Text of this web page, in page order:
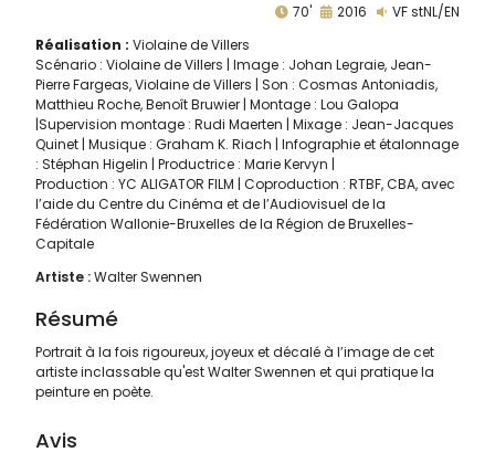
Artiste :Walter Swennen
70' 2016
VF stNL/EN
Réalisation : Violaine de Villers
Scénario : Violaine de Villers | Image : Johan Legraie, Jean-
Pierre Fargeas, Violaine de Villers | Son : Cosmas Antoniadis,
Matthieu Roche, Benoît Bruwier | Montage : Lou Galopa
|Supervision montage : Rudi Maerten | Mixage : Jean-Jacques
Quinet | Musique : Graham K. Riach | Infographie et étalonnage
: Stéphan Higelin | Productrice : Marie Kervyn |
Production : YC ALIGATOR FILM | Coproduction : RTBF, CBA, avec
l’aide du Centre du Cinéma et de l’Audiovisuel de la
Fédération Wallonie-Bruxelles de la Région de Bruxelles-
Capitale
Résumé
Portrait à la fois rigoureux, joyeux et décalé à l’image de cet
artiste inclassable qu'est Walter Swennen et qui pratique la
peinture en poète.
Avis